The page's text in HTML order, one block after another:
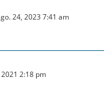
24, 2023 7:41 am
2:18 pm